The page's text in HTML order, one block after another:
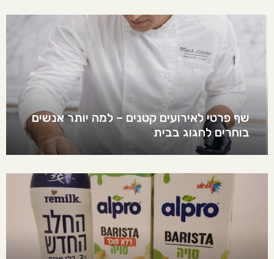
שף פרטי לאירועים קטנים – למה יותר אנשים
בוחרים לחגוג בבית